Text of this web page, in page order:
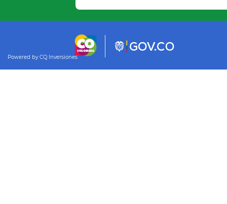
Powered by CQ Inversiones